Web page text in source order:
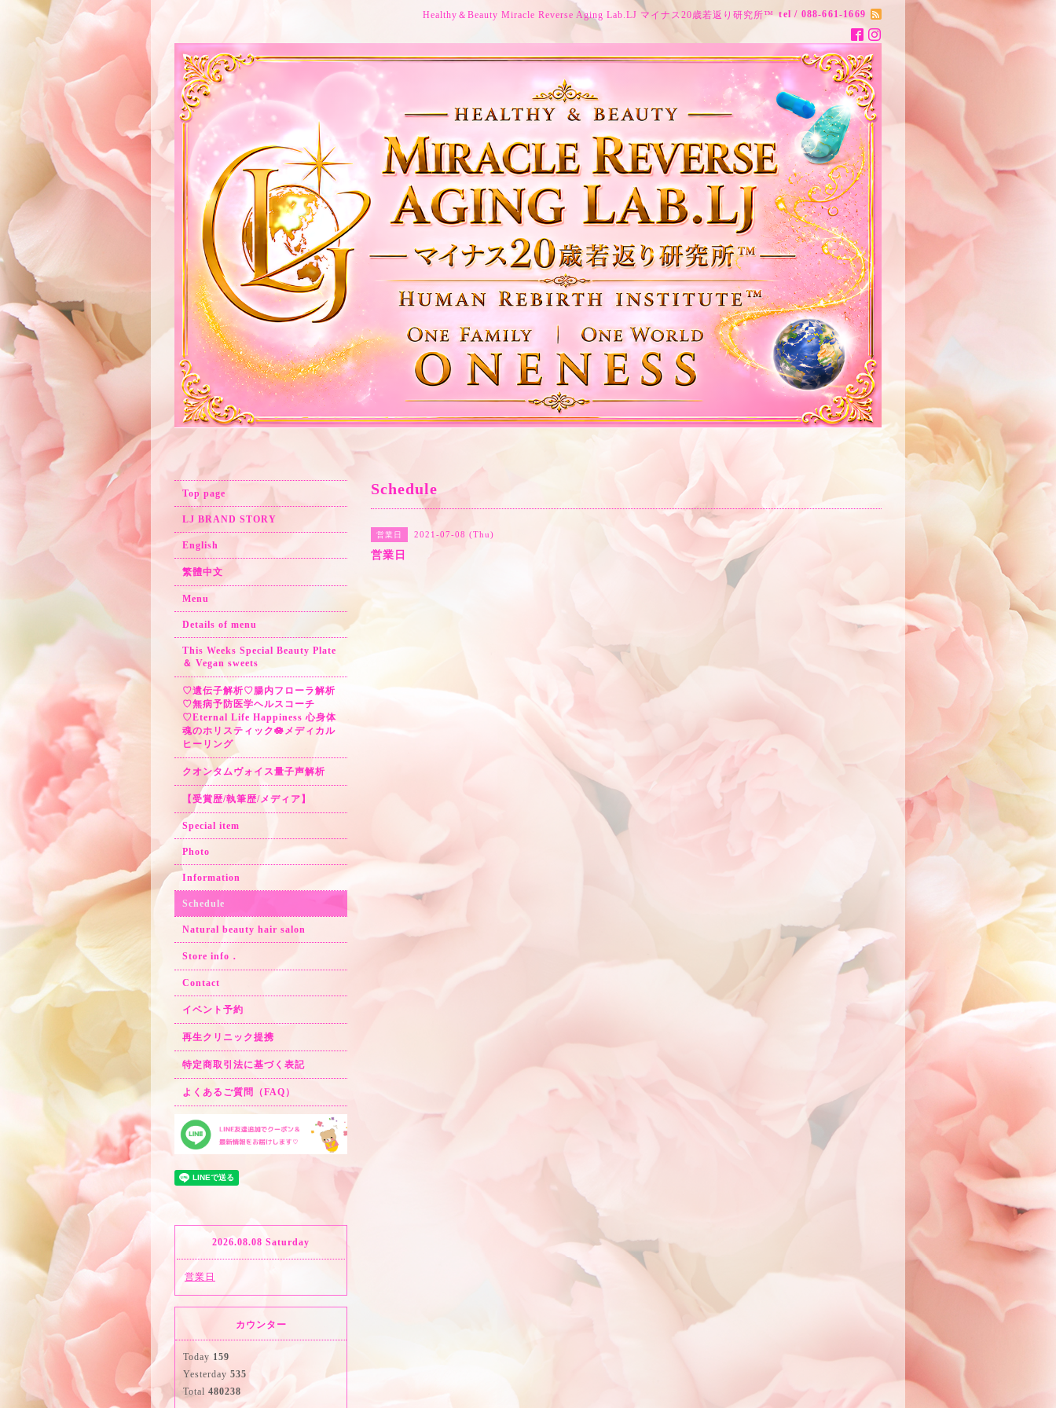
Healthy＆Beauty Miracle Reverse Aging Lab.LJ マイナス20歳若返り研究所™ tel / 088-661-1669
Schedule
営業日 2021-07-08 (Thu)
営業日
Top page
LJ BRAND STORY
English
繁體中文
Menu
Details of menu
This Weeks Special Beauty Plate
＆ Vegan sweets
♡遺伝子解析♡腸内フローラ解析
♡無病予防医学ヘルスコーチ
♡Eternal Life Happiness 心身体
魂のホリスティック🪷メディカル
ヒーリング
クオンタムヴォイス量子声解析
【受賞歴/執筆歴/メディア】
Special item
Photo
Information
Schedule
Natural beauty hair salon
Store info．
Contact
イベント予約
再生クリニック提携
特定商取引法に基づく表記
よくあるご質問（FAQ）
2026.08.08 Saturday
営業日
カウンター
Today 159
Yesterday 535
Total 480238